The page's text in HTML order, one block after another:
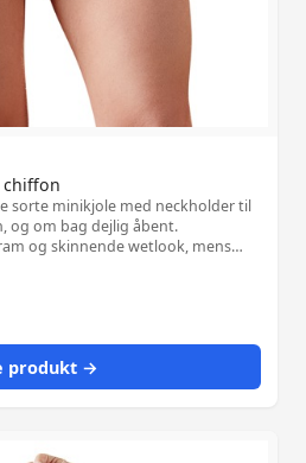
sorte minikjole med neckholder til
og om bag dejlig åbent.
og skinnende wetlook, mens
er lidt bredere. Hvilken dejlig
produkt →